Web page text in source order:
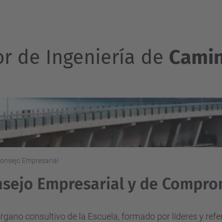
de Ingeniería de
Empresarial
Empresarial y de
consultivo de la Escuela, formado por líderes y